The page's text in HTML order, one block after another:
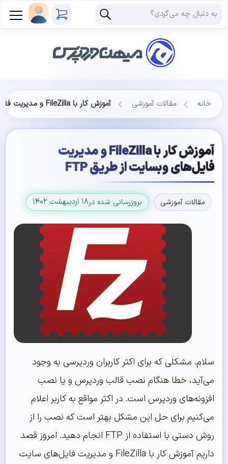
خانه مقالات آموزشی آموزش کار با FileZilla و مدیریت فایل‌های وبسایت از طریق FTP
آموزش کار با FileZilla و مدیریت
فایل‌های وبسایت از طریق FTP
مقالات آموزشی بروزرسانی شده در۱۸ اردیبهشت ۱۴۰۲
سلام. مشکلی که برای اکثر کاربران وردپرسی به وجود
می‌آید، خطا هنگام نصب قالب وردپرس و یا نصب
افزونه‌های وردپرس است. در اکثر مواقع به کاربر اعلام
می‌کنیم برای حل این مشکل بهتر است که نصب را از
روش دستی با استفاده از FTP انجام دهید. امروز قصد
داریم آموزش کار با FileZilla و مدیریت فایل‌های سایت